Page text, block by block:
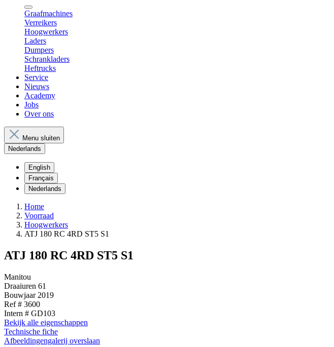
Graafmachines
Verreikers
Hoogwerkers
Laders
Dumpers
Schrankladers
Heftrucks
Service
Nieuws
Academy
Jobs
Over ons
Menu sluiten
Nederlands
English
Français
Nederlands
Home
Voorraad
Hoogwerkers
ATJ 180 RC 4RD ST5 S1
ATJ 180 RC 4RD ST5 S1
Manitou
Draaiuren 61
Bouwjaar 2019
Ref # 3600
Intern # GD103
Bekijk alle eigenschappen
Technische fiche
Afbeeldingengalerij overslaan